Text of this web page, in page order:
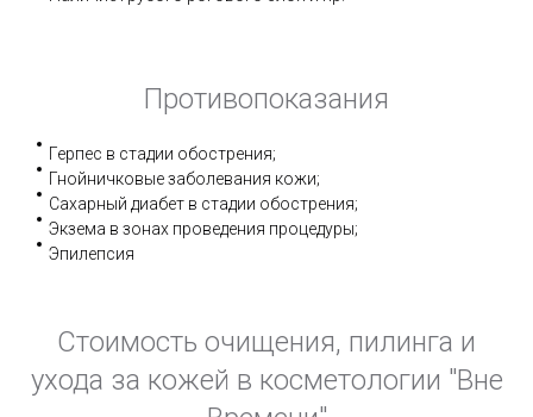
Противопоказания
Герпес в стадии обострения;
Гнойничковые заболевания кожи;
Сахарный диабет в стадии обострения;
Экзема в зонах проведения процедуры;
Эпилепсия
Стоимость очищения, пилинга и
ухода за кожей в косметологии "Вне